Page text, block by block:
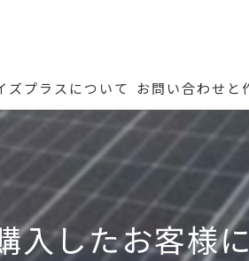
ズプラスについて お問い合わせと
入したお客様